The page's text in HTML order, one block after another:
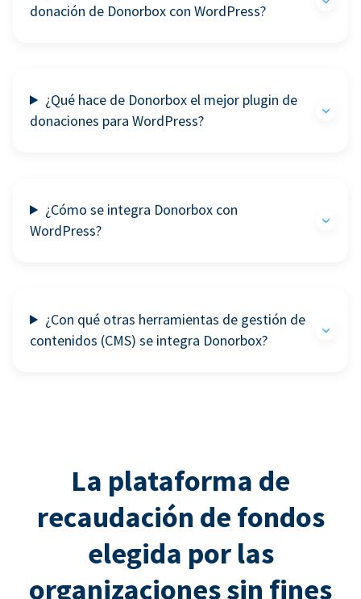
donación de Donorbox con WordPress?
¿Qué hace de Donorbox el mejor plugin de
donaciones para WordPress?
¿Cómo se integra Donorbox con
WordPress?
¿Con qué otras herramientas de gestión de
contenidos (CMS) se integra Donorbox?
La plataforma de
recaudación de fondos
elegida por las
organizaciones sin fines